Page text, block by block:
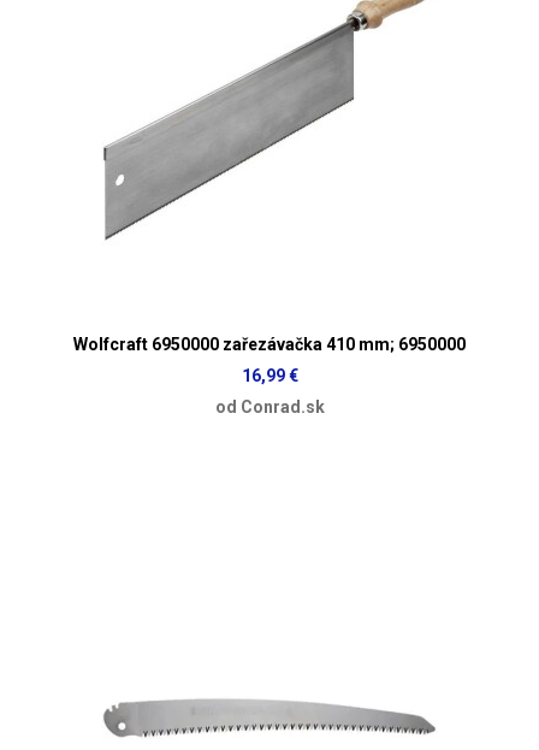
Wolfcraft 6950000 zařezávačka 410 mm; 6950000
16,99 €
od Conrad.sk